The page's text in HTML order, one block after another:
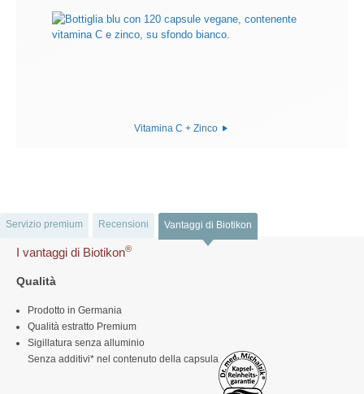
Vitamina C + Zinco
Servizio premium Recensioni Vantaggi di Biotikon
I vantaggi di Biotikon®
Qualità
Prodotto in Germania
Qualità estratto Premium
Sigillatura senza alluminio
Senza additivi* nel contenuto della capsula